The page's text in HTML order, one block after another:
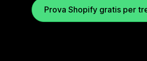
Prova Shopify gratis per